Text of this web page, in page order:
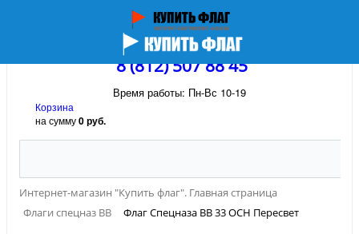
8 (812) 507 88 45
Время работы: Пн-Вс 10-19
Корзина
на сумму0 руб.
Интернет-магазин "Купить флаг". Главная страница
Флаги спецназ ВВ
Флаг Спецназа ВВ 33 ОСН Пересвет